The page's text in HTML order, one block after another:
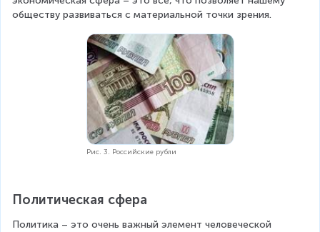
обществу развиваться с материальной точки зрения.
Рис. 3. Российские рубли
Политическая сфера
Политика – это очень важный элемент человеческой